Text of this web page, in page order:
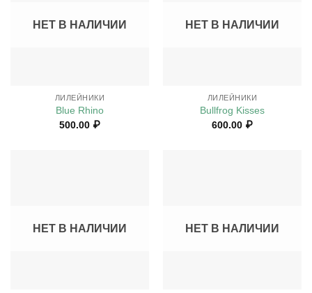
НЕТ В НАЛИЧИИ
ЛИЛЕЙНИКИ
Blue Rhino
500.00 ₽
НЕТ В НАЛИЧИИ
ЛИЛЕЙНИКИ
Bullfrog Kisses
600.00 ₽
НЕТ В НАЛИЧИИ НЕТ В НАЛИЧИИ